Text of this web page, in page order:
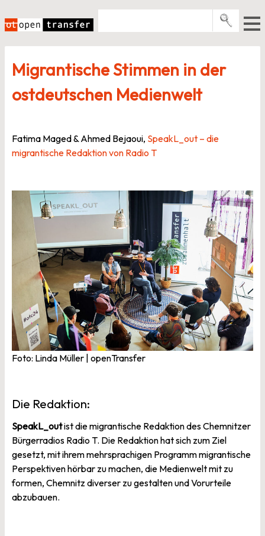
Inhalt
springen
Events
E-Books
News
Migrantische Stimmen in der
ostdeutschen Medienwelt
Fatima Maged & Ahmed Bejaoui, SpeakL_out – die
migrantische Redaktion von Radio T
Foto: Linda Müller | openTransfer
Die Redaktion:
SpeakL_outist die migrantische Redaktion des Chemnitzer
Bürgerradios Radio T. Die Redaktion hat sich zum Ziel
gesetzt, mit ihrem mehrsprachigen Programm migrantische
Perspektiven hörbar zu machen, die Medienwelt mit zu
formen, Chemnitz diverser zu gestalten und Vorurteile
abzubauen.